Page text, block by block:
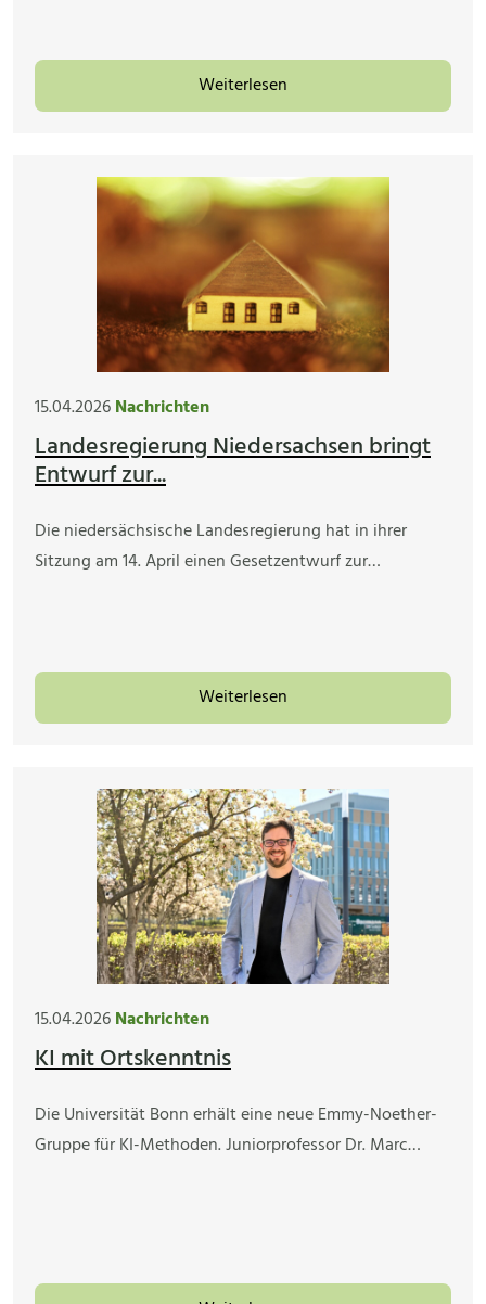
Weiterlesen
15.04.2026Nachrichten
Landesregierung Niedersachsen bringt
Entwurf zur...
Die niedersächsische Landesregierung hat in ihrer
Sitzung am 14. April einen Gesetzentwurf zur…
Weiterlesen
15.04.2026Nachrichten
KI mit Ortskenntnis
Die Universität Bonn erhält eine neue Emmy-Noether-
Gruppe für KI-Methoden. Juniorprofessor Dr. Marc…